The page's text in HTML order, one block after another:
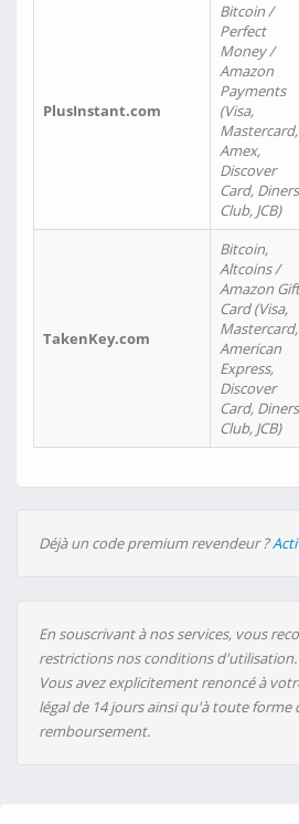
PlusInstant.com
Bitcoin /
Perfect
Money /
Amazon
Payments
(Visa,
Mastercard,
Amex,
Discover
Card, Diners
Club, JCB)
TakenKey.com
Bitcoin,
Altcoins /
Amazon Gift
Card (Visa,
Mastercard,
American
Express,
Discover
Card, Diners
Club, JCB)
Déjà un code premium revendeur ?
En souscrivant à nos services, vous
restrictions nos conditions d'utilisation.
Vous avez explicitement renoncé à
légal de 14 jours ainsi qu'à toute
remboursement.